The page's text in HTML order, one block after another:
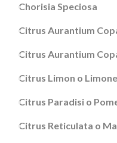
Chorisia Speciosa
Citrus Aurantium
Citrus Aurantium
Citrus Limon o
Citrus Paradisi o
Citrus Reticulata o